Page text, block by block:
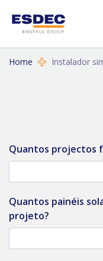
Home Instalador
Quantos projectos
Quantos painéis
projeto?